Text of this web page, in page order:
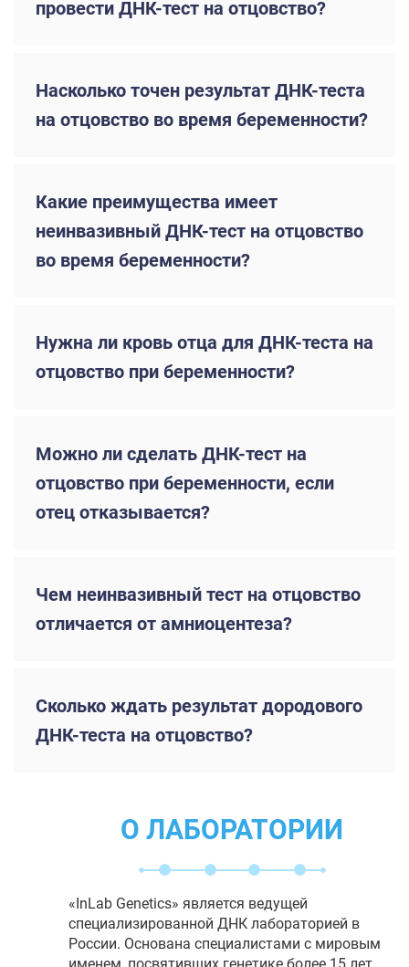
провести ДНК-тест на отцовство?
Насколько точен результат ДНК-теста
на отцовство во время беременности?
Какие преимущества имеет
неинвазивный ДНК-тест на отцовство
во время беременности?
Нужна ли кровь отца для ДНК-теста на
отцовство при беременности?
Можно ли сделать ДНК-тест на
отцовство при беременности, если
отец отказывается?
Чем неинвазивный тест на отцовство
отличается от амниоцентеза?
Сколько ждать результат дородового
ДНК-теста на отцовство?
О ЛАБОРАТОРИИ
«InLab Genetics» является ведущей
специализированной ДНК лабораторией в
России. Основана специалистами с мировым